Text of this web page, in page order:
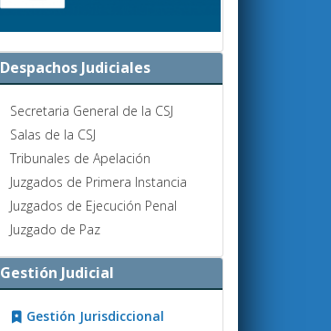
Despachos Judiciales
Secretaria General de la CSJ
Salas de la CSJ
Tribunales de Apelación
Juzgados de Primera Instancia
Juzgados de Ejecución Penal
Juzgado de Paz
Gestión Judicial
Gestión Jurisdiccional